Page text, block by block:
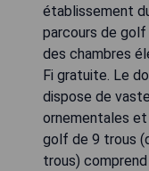
établissement
parcours de golf
des chambres
Fi gratuite. Le
dispose de
ornementales
golf de 9 trous
trous)